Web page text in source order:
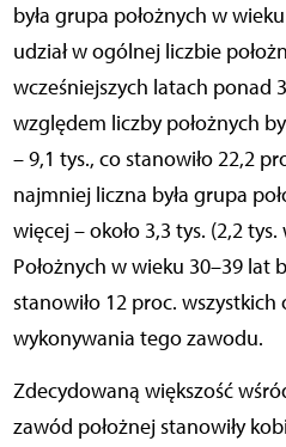
była grupa położnych w
udział w ogólnej liczbie
wcześniejszych latach ponad
względem liczby położnych
– 9,1 tys., co stanowiło 22,2
najmniej liczna była grupa
więcej – około 3,3 tys. (2,2
Położnych w wieku 30–39 lat
stanowiło 12 proc.
wykonywania tego zawodu.
Zdecydowaną większość
zawód położnej stanowiły